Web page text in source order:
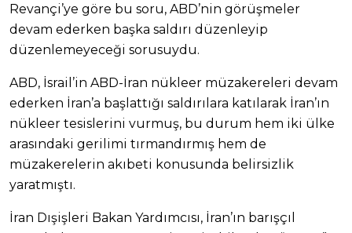
Revançi’ye göre bu soru, ABD’nin görüşmeler
devam ederken başka saldırı düzenleyip
düzenlemeyeceği sorusuydu.
ABD, İsrail’in ABD-İran nükleer müzakereleri devam
ederken İran’a başlattığı saldırılara katılarak İran’ın
nükleer tesislerini vurmuş, bu durum hem iki ülke
arasındaki gerilimi tırmandırmış hem de
müzakerelerin akıbeti konusunda belirsizlik
yaratmıştı.
İran Dışişleri Bakan Yardımcısı, İran’ın barışçıl